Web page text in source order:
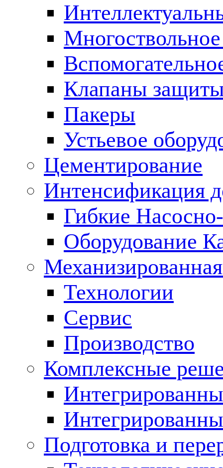
Клапаны
Пакеры
Устьевое
Цементирование
Интенсификация
Гибкие
Оборудование
Технологии
Сервис
Производство
Комплексные
Подготовка и